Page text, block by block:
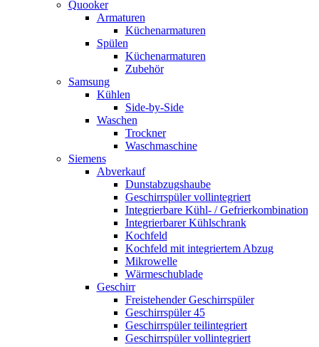
Quooker
Armaturen
Küchenarmaturen
Spülen
Küchenarmaturen
Zubehör
Samsung
Kühlen
Side-by-Side
Waschen
Trockner
Waschmaschine
Siemens
Abverkauf
Dunstabzugshaube
Geschirrspüler vollintegriert
Integrierbare Kühl- / Gefrierkombination
Integrierbarer Kühlschrank
Kochfeld
Kochfeld mit integriertem Abzug
Mikrowelle
Wärmeschublade
Geschirr
Freistehender Geschirrspüler
Geschirrspüler 45
Geschirrspüler teilintegriert
Geschirrspüler vollintegriert